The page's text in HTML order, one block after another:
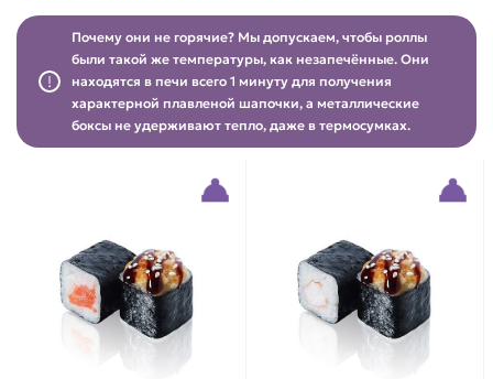
Почему они не горячие? Мы допускаем, чтобы роллы
были такой же температуры, как незапечённые. Они
находятся в печи всего 1 минуту для получения
характерной плавленой шапочки, а металлические
боксы не удерживают тепло, даже в термосумках.